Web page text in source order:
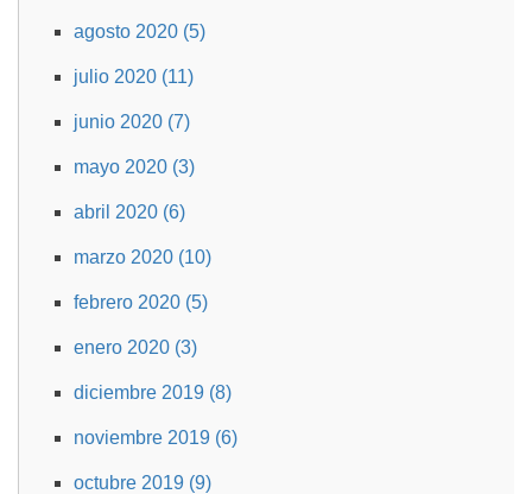
agosto 2020 (5)
julio 2020 (11)
junio 2020 (7)
mayo 2020 (3)
abril 2020 (6)
marzo 2020 (10)
febrero 2020 (5)
enero 2020 (3)
diciembre 2019 (8)
noviembre 2019 (6)
octubre 2019 (9)